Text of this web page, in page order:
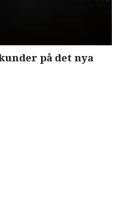
på det nya